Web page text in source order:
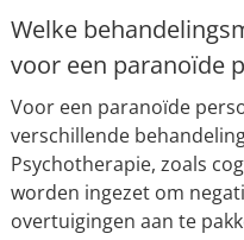
Welke
voor een paranoïde
Voor een paranoïde
verschillende
Psychotherapie, zoals
worden ingezet om
overtuigingen aan te